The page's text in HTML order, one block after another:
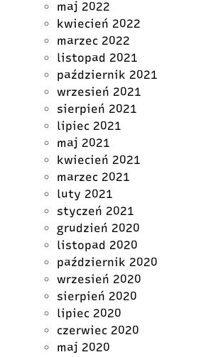
maj 2022
kwiecień 2022
marzec 2022
listopad 2021
październik 2021
wrzesień 2021
sierpień 2021
lipiec 2021
maj 2021
kwiecień 2021
marzec 2021
luty 2021
styczeń 2021
grudzień 2020
listopad 2020
październik 2020
wrzesień 2020
sierpień 2020
lipiec 2020
czerwiec 2020
maj 2020